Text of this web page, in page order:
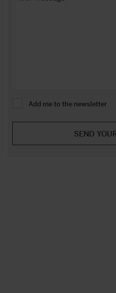
Add me to the newsletter